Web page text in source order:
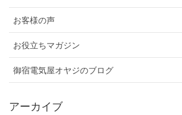
お客様の声
お役立ちマガジン
御宿電気屋オヤジのブログ
アーカイブ